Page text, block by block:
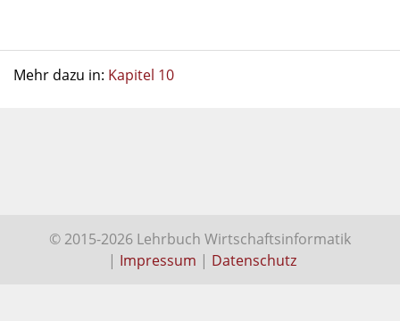
Mehr dazu in: Kapitel 10
© 2015-2026 Lehrbuch Wirtschaftsinformatik
| Impressum | Datenschutz